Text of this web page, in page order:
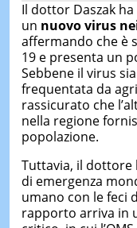
Il dottor Daszak
un nuovo virus
affermando che è
19 e presenta un
Sebbene il virus
frequentata da
rassicurato che
nella regione
popolazione.
Tuttavia, il dottore
di emergenza
umano con le feci
rapporto arriva in